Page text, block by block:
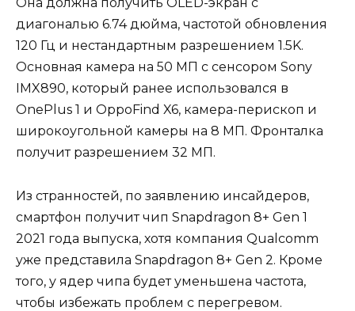
Она должна получить OLED-экран с
диагональю 6.74 дюйма, частотой обновления
120 Гц и нестандартным разрешением 1.5K.
Основная камера на 50 МП с сенсором Sony
IMX890, который ранее использовался в
OnePlus 1 и OppoFind X6, камера-перископ и
широкоугольной камеры на 8 МП. Фронталка
получит разрешением 32 МП.
Из странностей, по заявлению инсайдеров,
смартфон получит чип Snapdragon 8+ Gen 1
2021 года выпуска, хотя компания Qualcomm
уже представила Snapdragon 8+ Gen 2. Кроме
того, у ядер чипа будет уменьшена частота,
чтобы избежать проблем с перегревом.